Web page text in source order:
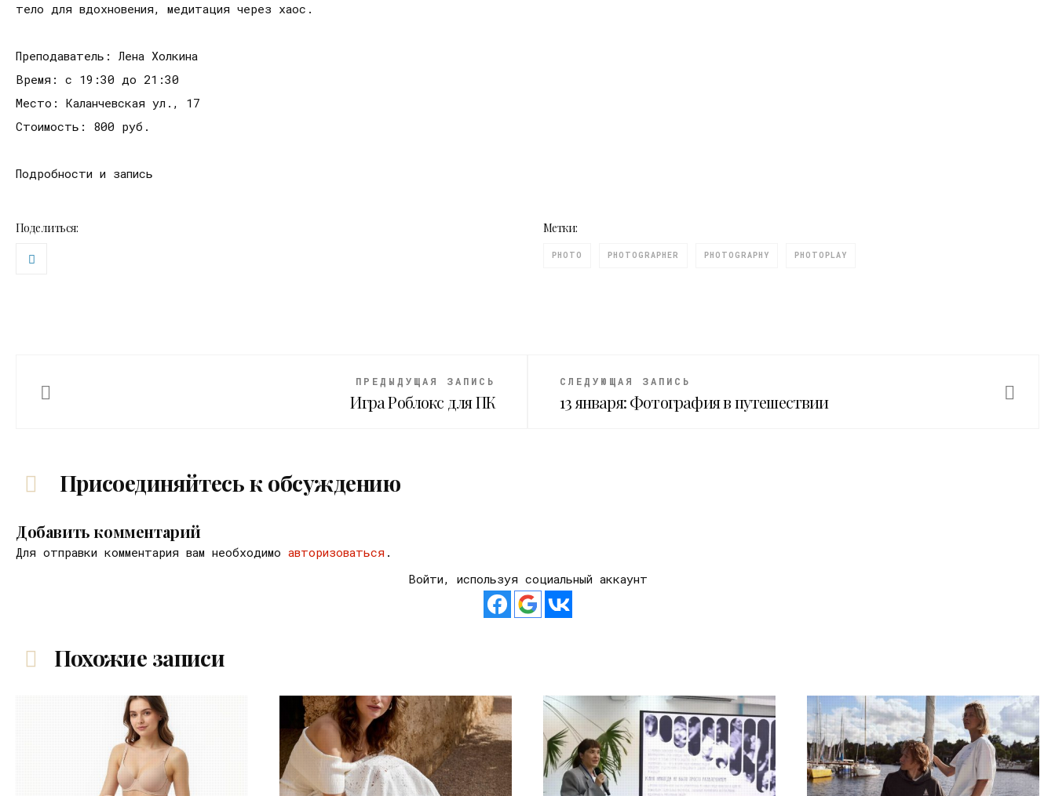
тело для вдохновения, медитация через хаос.
Преподаватель: Лена Холкина
Время: с 19:30 до 21:30
Место: Каланчевская ул., 17
Стоимость: 800 руб.
Подробности и запись
Поделиться: Метки:
PHOTO PHOTOGRAPHER PHOTOGRAPHY PHOTOPLAY
ПРЕДЫДУЩАЯ ЗАПИСЬ
Игра Роблокс для ПК
СЛЕДУЮЩАЯ ЗАПИСЬ
13 января: Фотография в путешествии
Присоединяйтесь к обсуждению
Добавить комментарий
Для отправки комментария вам необходимо авторизоваться .
Войти, используя социальный аккаунт
Похожие записи